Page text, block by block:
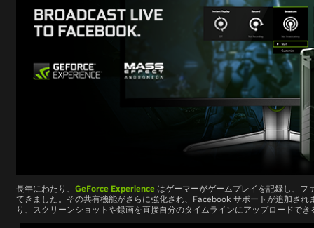
長年にわたり、 GeForce Experience はゲーマーがゲームプレイを記録し、フ
てきました。その共有機能がさらに強化され、Facebook サポートが追加さ
り、スクリーンショットや録画を直接自分のタイムラインにアップロードで